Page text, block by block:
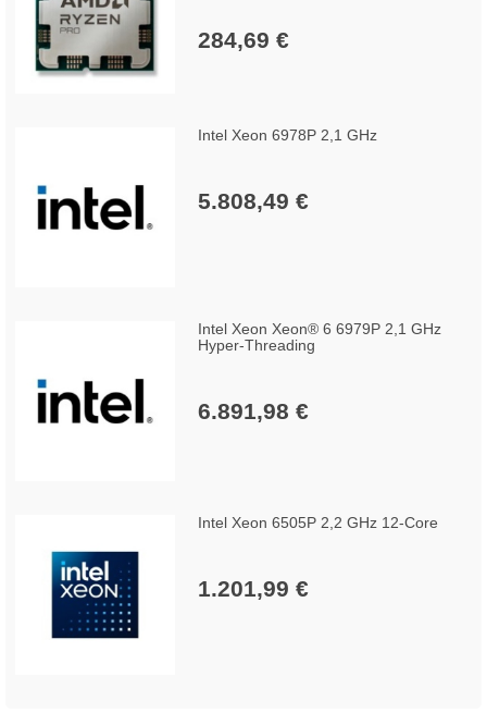
284,69 €
Intel Xeon 6978P 2,1 GHz
5.808,49 €
Intel Xeon Xeon® 6 6979P 2,1 GHz
Hyper-Threading
6.891,98 €
Intel Xeon 6505P 2,2 GHz 12-Core
1.201,99 €